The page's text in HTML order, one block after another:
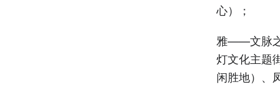
心）；
雅——文脉之
灯文化主题
闲胜地）、